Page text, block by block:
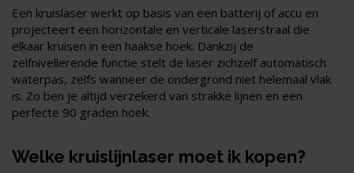
Een kruislaser werkt op basis van een batterij of accu en
projecteert een horizontale en verticale laserstraal die
elkaar kruisen in een haakse hoek. Dankzij de
zelfnivellerende functie stelt de laser zichzelf automatisch
waterpas, zelfs wanneer de ondergrond niet helemaal vlak
is. Zo ben je altijd verzekerd van strakke lijnen en een
perfecte 90 graden hoek.
Welke kruislijnlaser moet ik kopen?